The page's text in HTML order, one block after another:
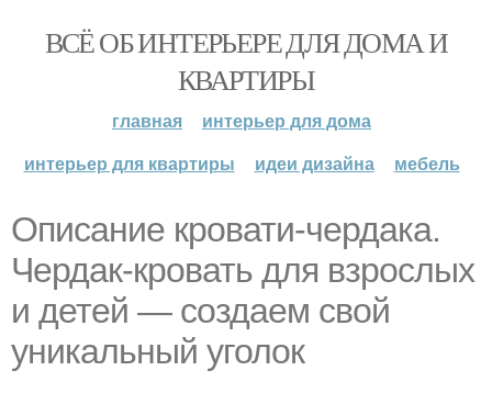
ВСЁ ОБ ИНТЕРЬЕРЕ ДЛЯ ДОМА И
КВАРТИРЫ
главная
интерьер для дома
интерьер для квартиры
идеи дизайна мебель
Описание кровати-чердака.
Чердак-кровать для взрослых
и детей — создаем свой
уникальный уголок